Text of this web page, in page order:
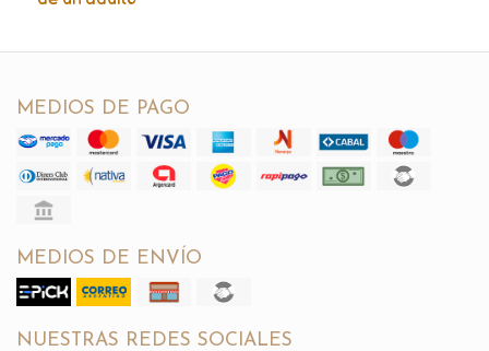
MEDIOS DE PAGO
MEDIOS DE ENVÍO
NUESTRAS REDES SOCIALES